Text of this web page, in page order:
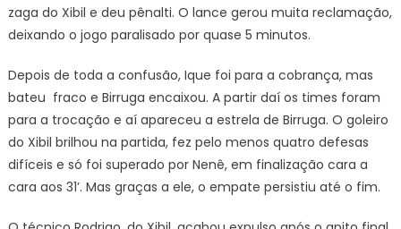
zaga do Xibil e deu pênalti. O lance gerou muita reclamação,
deixando o jogo paralisado por quase 5 minutos.
Depois de toda a confusão, Ique foi para a cobrança, mas
bateu fraco e Birruga encaixou. A partir daí os times foram
para a trocação e aí apareceu a estrela de Birruga. O goleiro
do Xibil brilhou na partida, fez pelo menos quatro defesas
difíceis e só foi superado por Nenê, em finalização cara a
cara aos 31’. Mas graças a ele, o empate persistiu até o fim.